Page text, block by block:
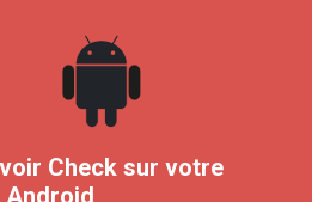
Check sur votre
Android